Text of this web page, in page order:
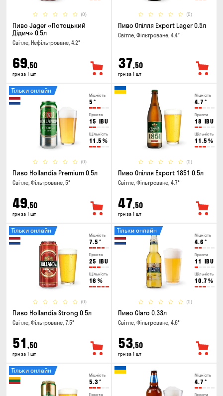
(0)
Пиво Jager «Потоцький
Дідич» 0.5л
Світле, Нефільтроване, 4.2°
69,50
грн за 1 шт
(0)
Пиво Опілля Export Lager 0.5л
Світле, Фільтроване, 4.4°
37,50
грн за 1 шт
Міцність
5 °
Гіркота
15 IBU
Щільність
11.5 %
(0)
Тільки онлайн
Пиво Hollandia Premium 0.5л
Світле, Фільтроване, 5°
49,50
грн за 1 шт
Міцність
4.7 °
Гіркота
18 IBU
Щільність
11.5 %
(0)
Пиво Опілля Export 1851 0.5л
Світле, Фільтроване, 4.7°
47,50
грн за 1 шт
Міцність
7.5 °
Гіркота
25 IBU
Щільність
16 %
(0)
Тільки онлайн
Пиво Hollandia Strong 0.5л
Світле, Фільтроване, 7.5°
51 ,50
грн за 1 шт
Міцність
4.6 °
Гіркота
11 IBU
Щільність
10.7 %
(0)
Тільки онлайн
Пиво Claro 0.33л
Світле, Фільтроване, 4.6°
53,50
грн за 1 шт
Міцність
5.3°
Гіркота
Тільки онлайн
Міцність
4.7 °
Гіркота